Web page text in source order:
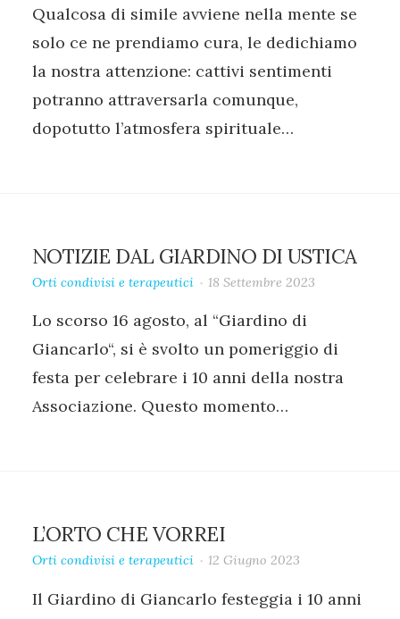
Qualcosa di simile avviene nella mente se
solo ce ne prendiamo cura, le dedichiamo
la nostra attenzione: cattivi sentimenti
potranno attraversarla comunque,
dopotutto l’atmosfera spirituale…
NOTIZIE DAL GIARDINO DI USTICA
Orti condivisi e terapeutici 18 Settembre 2023
Lo scorso 16 agosto, al “Giardino di
Giancarlo“, si è svolto un pomeriggio di
festa per celebrare i 10 anni della nostra
Associazione. Questo momento…
L’ORTO CHE VORREI
Orti condivisi e terapeutici 12 Giugno 2023
Il Giardino di Giancarlo festeggia i 10 anni